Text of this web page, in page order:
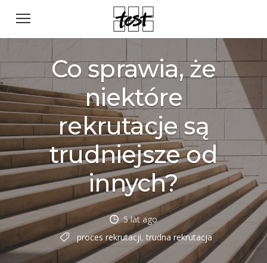
Co sprawia, że
niektóre
rekrutacje są
trudniejsze od
innych?
5 lat ago
proces rekrutacji, trudna rekrutacja